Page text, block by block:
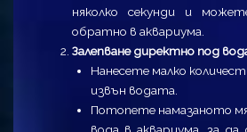
няколко секунди и
обратно в аквариума.
Залепване директно под
Нанесете малко
извън водата.
Потопете намазаното
вода в аквариума, за да